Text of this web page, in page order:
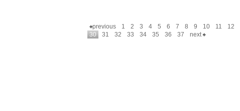
previous 1 2 3 4 5 6 7 8 9 10 11 12
30
31 32 33 34 35 36 37 next